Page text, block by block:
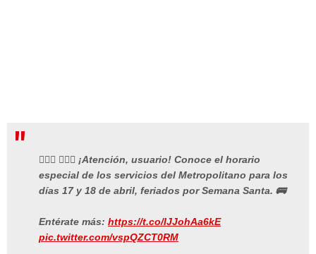
🙋🏻‍♂️ 🙋🏽‍♀️ ¡Atención, usuario! Conoce el horario
especial de los servicios del Metropolitano para los
días 17 y 18 de abril, feriados por Semana Santa. 🚌
Entérate más: https://t.co/IJJohAa6kE
pic.twitter.com/vspQZCT0RM